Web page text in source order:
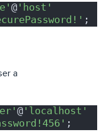
@ 'host'
;
a
@ 'localhost'
;